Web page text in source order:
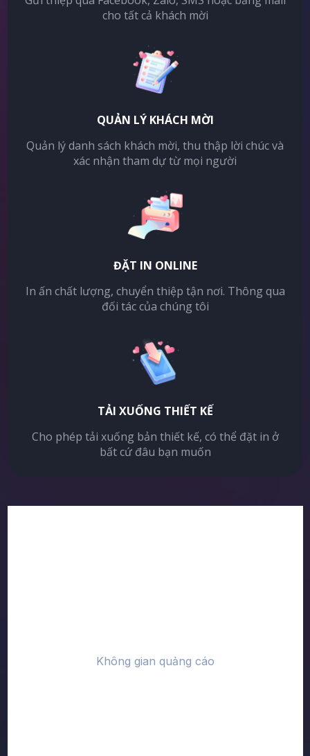
cho tất cả khách mời
QUẢN LÝ KHÁCH MỜI
Quản lý danh sách khách mời, thu thập lời chúc và
xác nhận tham dự từ mọi người
ĐẶT IN ONLINE
In ấn chất lượng, chuyển thiệp tận nơi. Thông qua
đối tác của chúng tôi
TẢI XUỐNG THIẾT KẾ
Cho phép tải xuống bản thiết kế, có thể đặt in ở
bất cứ đâu bạn muốn